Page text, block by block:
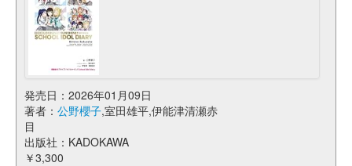
発売日：2026年01月09日
著者： 公野櫻子,室田雄平,伊能津清瀬赤
目
出版社：KADOKAWA
￥3,300